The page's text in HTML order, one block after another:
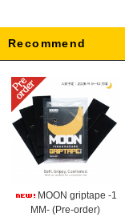
Recommend
MOON griptape -1
MM- (Pre-order)